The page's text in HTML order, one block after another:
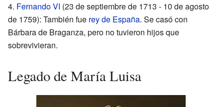
Fernando VI (23 de septiembre de 1713 - 10 de agosto
de 1759): También fue rey de España. Se casó con
Bárbara de Braganza, pero no tuvieron hijos que
sobrevivieran.
Legado de María Luisa